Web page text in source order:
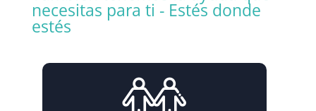
necesitas para ti - Estés donde
estés